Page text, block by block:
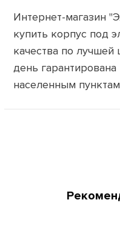
Интернет-магазин
купить корпус под
качества по лучшей
день
населенным